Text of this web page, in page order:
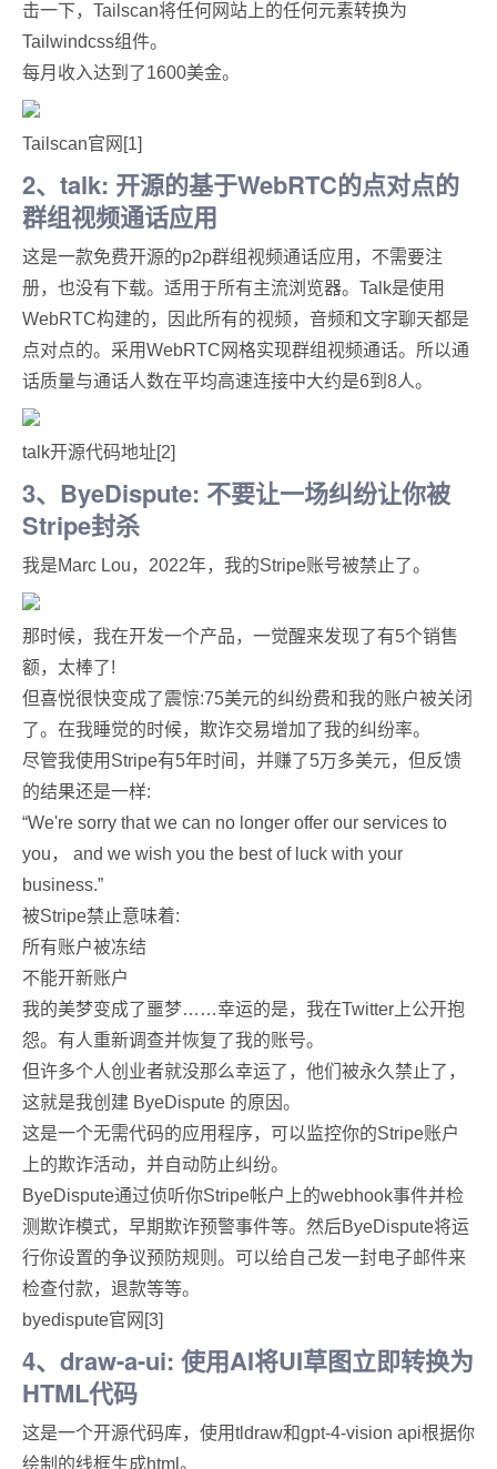
击一下，Tailscan将任何网站上的任何元素转换为
Tailwindcss组件。
每月收入达到了1600美金。
Tailscan官网[1]
2、talk: 开源的基于WebRTC的点对点的
群组视频通话应用
这是一款免费开源的p2p群组视频通话应用，不需要注
册，也没有下载。适用于所有主流浏览器。Talk是使用
WebRTC构建的，因此所有的视频，音频和文字聊天都是
点对点的。采用WebRTC网格实现群组视频通话。所以通
话质量与通话人数在平均高速连接中大约是6到8人。
talk开源代码地址[2]
3、ByeDispute: 不要让一场纠纷让你被
Stripe封杀
我是Marc Lou，2022年，我的Stripe账号被禁止了。
那时候，我在开发一个产品，一觉醒来发现了有5个销售
额，太棒了!
但喜悦很快变成了震惊:75美元的纠纷费和我的账户被关闭
了。在我睡觉的时候，欺诈交易增加了我的纠纷率。
尽管我使用Stripe有5年时间，并赚了5万多美元，但反馈
的结果还是一样:
“We're sorry that we can no longer offer our services to
you， and we wish you the best of luck with your
business.”
被Stripe禁止意味着:
所有账户被冻结
不能开新账户
我的美梦变成了噩梦……幸运的是，我在Twitter上公开抱
怨。有人重新调查并恢复了我的账号。
但许多个人创业者就没那么幸运了，他们被永久禁止了，
这就是我创建 ByeDispute 的原因。
这是一个无需代码的应用程序，可以监控你的Stripe账户
上的欺诈活动，并自动防止纠纷。
ByeDispute通过侦听你Stripe帐户上的webhook事件并检
测欺诈模式，早期欺诈预警事件等。然后ByeDispute将运
行你设置的争议预防规则。可以给自己发一封电子邮件来
检查付款，退款等等。
byedispute官网[3]
4、draw-a-ui: 使用AI将UI草图立即转换为
HTML代码
这是一个开源代码库，使用tldraw和gpt-4-vision api根据你
绘制的线框生成html。